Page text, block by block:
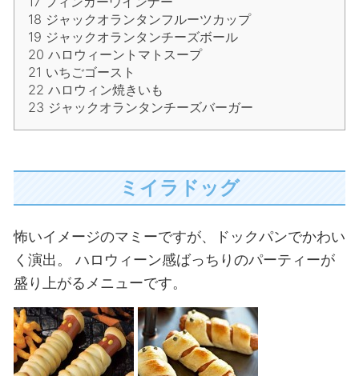
18 ジャックオランタンフルーツカップ
19 ジャックオランタンチーズボール
20 ハロウィーントマトスープ
21 いちごゴースト
22 ハロウィン焼きいも
23 ジャックオランタンチーズバーガー
ミイラドッグ
怖いイメージのマミーですが、ドックパンでかわい
く演出。
ハロウィーン感ばっちりのパーティーが
盛り上がるメニューです。